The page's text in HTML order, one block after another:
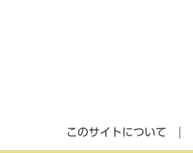
このサイトについて